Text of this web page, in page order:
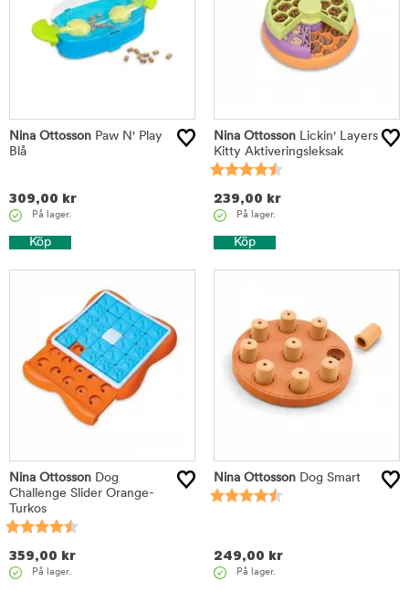
Nina Ottosson Paw N' Play
Blå
309,00 kr
På lager.
Köp
Nina Ottosson Lickin' Layers
Kitty Aktiveringsleksak
239,00 kr
På lager.
Köp
Nina Ottosson Dog
Challenge Slider Orange-
Turkos
359,00 kr
På lager.
Nina Ottosson Dog Smart
249,00 kr
På lager.